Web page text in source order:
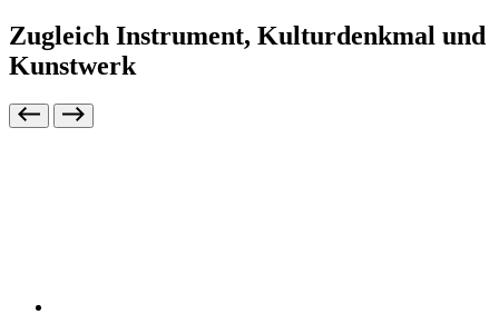
Zugleich Instrument, Kulturdenkmal und
Kunstwerk